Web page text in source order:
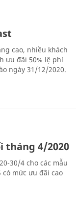
cao, nhiều khách
ưu đãi 50% lệ phí
ngày 31/12/2020.
tháng 4/2020
30/4 cho các mẫu
có mức ưu đãi cao